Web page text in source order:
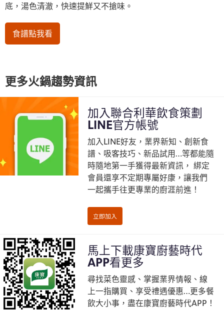
底，湯色清澈，快速提鮮又不搶味。
食譜點我看
更多火鍋趨勢資訊
加入聯合利華飲食策劃
LINE官方帳號
加入LINE好友，業界新知、創新食
譜、吸客技巧、新品試用…等都能隨
時隨地第一手獲得最新資訊， 綁定
會員還享不定期專屬好康，讓我們
一起攜手往更專業的廚涯前進！
馬上下載康寶廚藝時代
APP看更多
尋找菜色靈感、掌握業界情報、線
上一指購買、享受禮遇優惠…更多餐
飲大小事，盡在康寶廚藝時代APP！